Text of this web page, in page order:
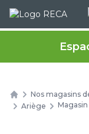
Home
Nos magasins
Ariège